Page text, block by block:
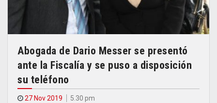
Abogada de Dario Messer se presentó
ante la Fiscalía y se puso a disposición
su teléfono
27 Nov 2019 5.30 pm